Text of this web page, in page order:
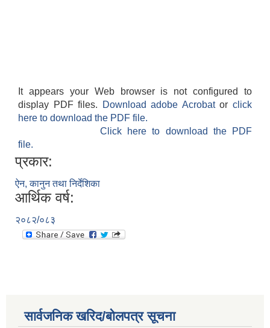
It appears your Web browser is not configured to
display PDF files.
Download adobe Acrobatorclick
here to download the PDF file.
Click here to download the PDF
file.
प्रकार:
ऐन, कानुन तथा निर्देशिका
आर्थिक वर्ष:
२०८२/०८३
सार्वजनिक खरिद/बोलपत्र सूचना